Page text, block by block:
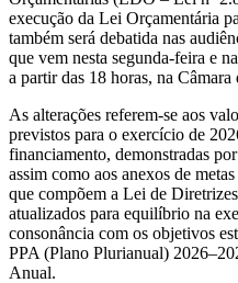
execução da Lei Orçamentária
também será debatida nas
que vem nesta segunda-feira e
a partir das 18 horas, na Câmara
As alterações referem-se aos
previstos para o exercício de
financiamento, demonstradas
assim como aos anexos de
que compõem a Lei de
atualizados para equilíbrio na
consonância com os objetivos
PPA (Plano Plurianual)
Anual.